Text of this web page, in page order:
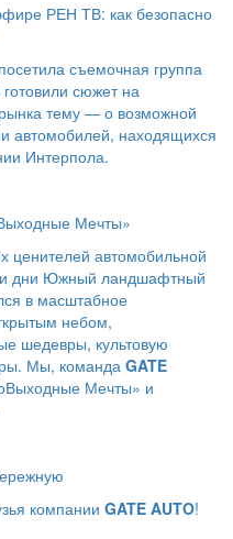
РЕН ТВ: как безопасно
посетила съемочная группа
сюжет на
тему — о возможной
автомобилей, находящихся
Интерпола.
Мечты»
автомобильной
дни Южный ландшафтный
в масштабное
небом,
шедевры, культовую
Мы, команда GATE
Мечты» и
компании GATE AUTO!